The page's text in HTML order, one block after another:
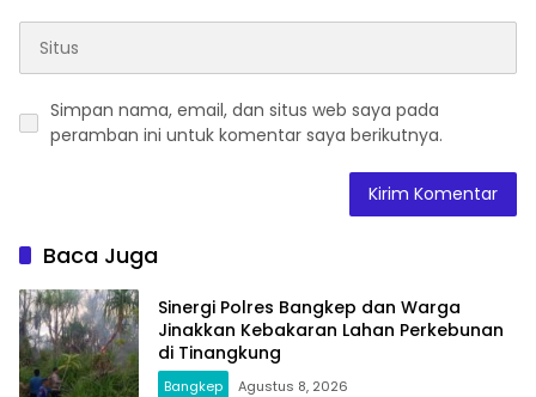
Simpan nama, email, dan situs web saya pada
peramban ini untuk komentar saya berikutnya.
Baca Juga
Sinergi Polres Bangkep dan Warga
Jinakkan Kebakaran Lahan Perkebunan
di Tinangkung
Bangkep Agustus 8, 2026